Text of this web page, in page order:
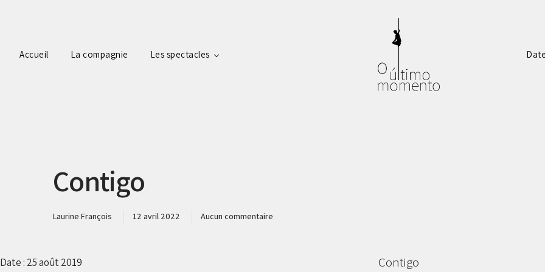
Accueil La compagnie Les spectacles
Contigo
Laurine François 12 avril 2022 Aucun commentaire
Date : 25 août 2019
Contigo